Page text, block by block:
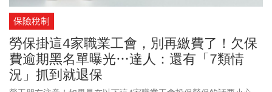
保險稅制
勞保掛這4家職業工會，別再繳費了！欠保
費逾期黑名單曝光…達人：還有「7類情
況」抓到就退保